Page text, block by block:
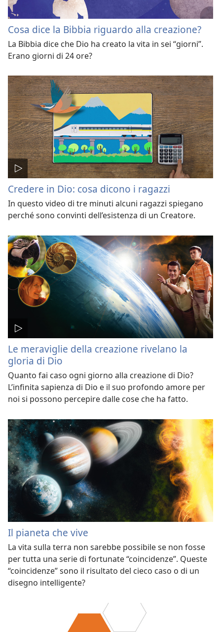
Cosa dice la Bibbia riguardo alla creazione?
La Bibbia dice che Dio ha creato la vita in sei “giorni”.
Erano giorni di 24 ore?
Credere in Dio: cosa dicono i ragazzi
In questo video di tre minuti alcuni ragazzi spiegano
perché sono convinti dell’esistenza di un Creatore.
Le meraviglie della creazione rivelano la
gloria di Dio
Quanto fai caso ogni giorno alla creazione di Dio?
L’infinita sapienza di Dio e il suo profondo amore per
noi si possono percepire dalle cose che ha fatto.
Il pianeta che vive
La vita sulla terra non sarebbe possibile se non fosse
per tutta una serie di fortunate “coincidenze”. Queste
“coincidenze” sono il risultato del cieco caso o di un
disegno intelligente?